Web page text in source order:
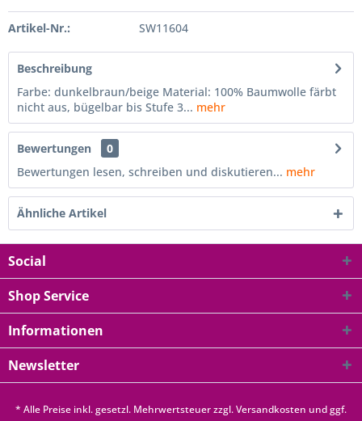
Artikel-Nr.: SW11604
Beschreibung
Farbe: dunkelbraun/beige Material: 100% Baumwolle färbt
nicht aus, bügelbar bis Stufe 3... mehr
Bewertungen
0
Bewertungen lesen, schreiben und diskutieren... mehr
Ähnliche Artikel
Social
Shop Service
Informationen
Newsletter
* Alle Preise inkl. gesetzl. Mehrwertsteuer zzgl.Versandkosten und ggf.